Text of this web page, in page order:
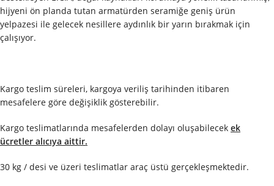
hijyeni ön planda tutan armatürden seramiğe geniş ürün
yelpazesi ile gelecek nesillere aydınlık bir yarın bırakmak için
çalışıyor.
Kargo teslim süreleri, kargoya veriliş tarihinden itibaren
mesafelere göre değişiklik gösterebilir.
Kargo teslimatlarında mesafelerden dolayı oluşabilecek ek
ücretler alıcıya aittir.
30 kg / desi ve üzeri teslimatlar araç üstü gerçekleşmektedir.